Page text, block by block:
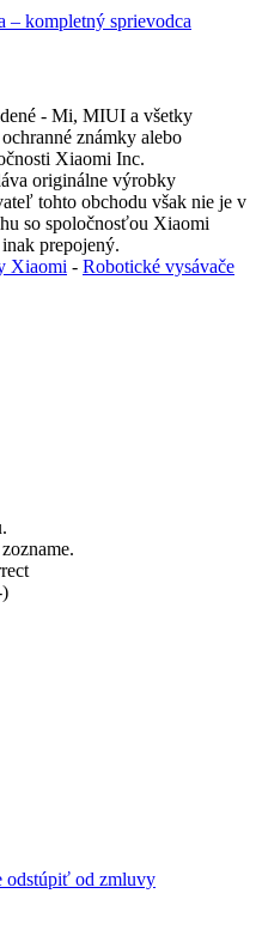
– kompletný sprievodca
- Mi, MIUI a všetky
známky alebo
Xiaomi Inc.
originálne výrobky
tohto obchodu však nie je v
so spoločnosťou Xiaomi
prepojený.
Xiaomi - Robotické vysávače
odstúpiť od zmluvy